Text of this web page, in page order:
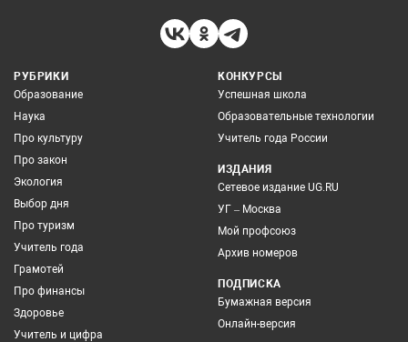
РУБРИКИ
Образование
Наука
Про культуру
Про закон
Экология
Выбор дня
Про туризм
Учитель года
Грамотей
Про финансы
Здоровье
Учитель и цифра
КОНКУРСЫ
Успешная школа
Образовательные технологии
Учитель года России
ИЗДАНИЯ
Сетевое издание UG.RU
УГ – Москва
Мой профсоюз
Архив номеров
ПОДПИСКА
Бумажная версия
Онлайн-версия